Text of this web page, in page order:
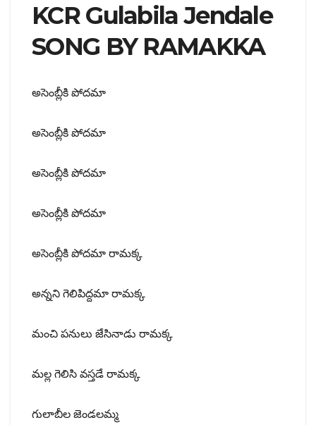
KCR Gulabila Jendale
SONG BY RAMAKKA
అసెంబ్లీకి పోదమా
అసెంబ్లీకి పోదమా
అసెంబ్లీకి పోదమా
అసెంబ్లీకి పోదమా
అసెంబ్లీకి పోదమా రామక్క
అన్నని గెలిపిద్దమా రామక్క
మంచి పనులు జేసినాడు రామక్క
మల్ల గెలిసి వస్తడే రామక్క
గులాబీల జెండలమ్మ